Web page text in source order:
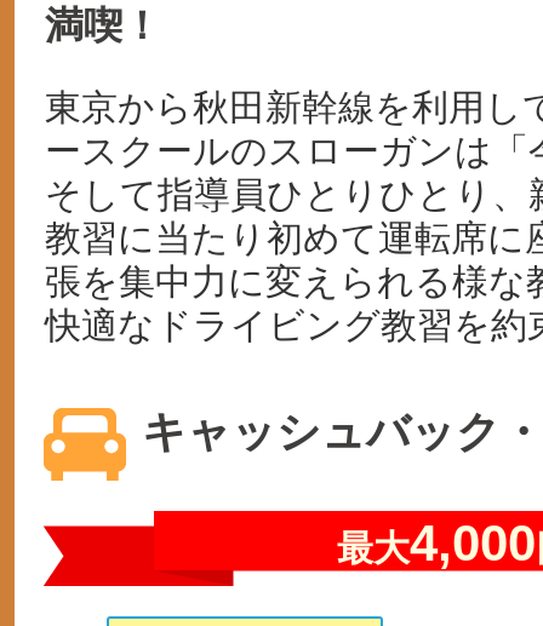
満喫！
東京から秋田新幹線を利用し
ースクールのスローガンは「
そして指導員ひとりひとり、
教習に当たり初めて運転席に
張を集中力に変えられる様な
快適なドライビング教習を約
キャッシュバック
最大4,000